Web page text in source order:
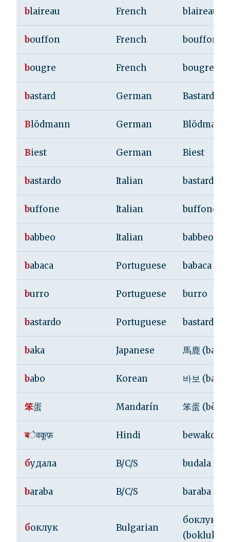
blaireau French blaireau
bouffon French bouffon
bougre French bougre
bastard German Bastard
Blödmann German Blödmann
Biest German Biest
bastardo Italian bastardo
buffone Italian buffone
babbeo Italian babbeo
babaca Portuguese babaca
burro Portuguese burro
bastardo Portuguese bastardo
baka Japanese 馬鹿 (baka)
babo Korean 바보 (babo)
笨蛋 Mandarín 笨蛋
बेवकूफ़ Hindi bewakoof
будала B/C/S budala
baraba B/C/S baraba
боклук Bulgarian
боклук
(bokluk)